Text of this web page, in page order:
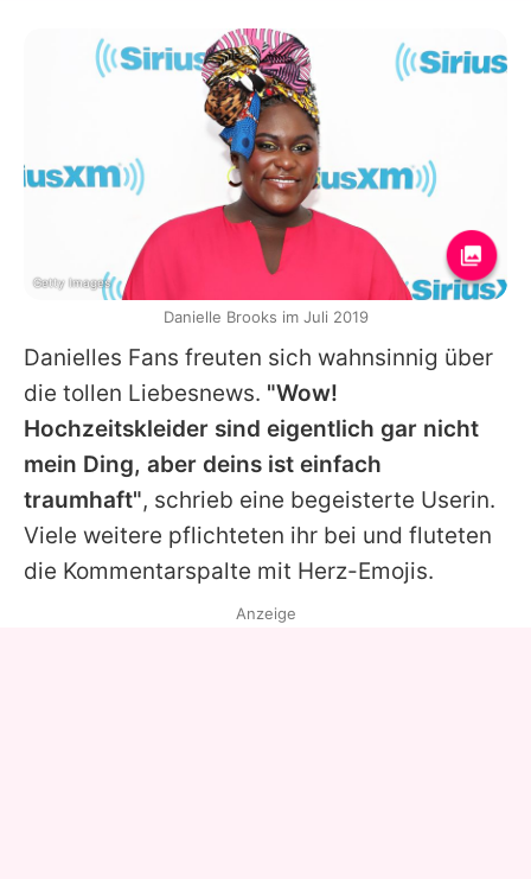
Danielles Fans freuten sich wahnsinnig über
die tollen Liebesnews. "Wow!
Hochzeitskleider sind eigentlich gar nicht
mein Ding, aber deins ist einfach
traumhaft", schrieb eine begeisterte Userin.
Viele weitere pflichteten ihr bei und fluteten
die Kommentarspalte mit Herz-Emojis.
Getty Images
Danielle Brooks im Juli 2019
Anzeige